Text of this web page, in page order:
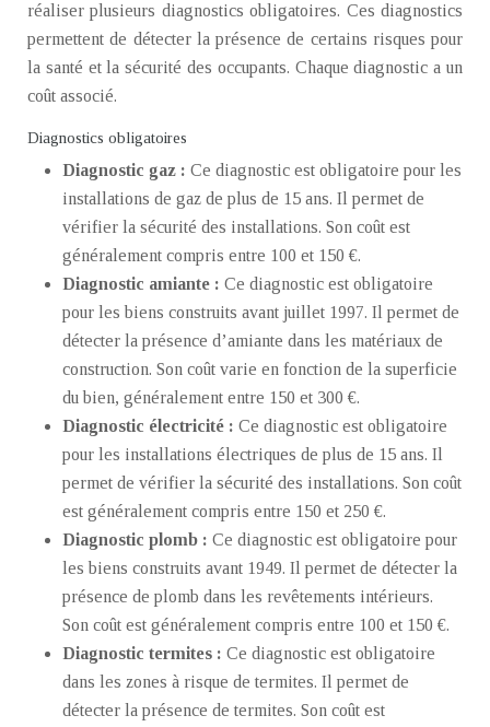
réaliser plusieurs diagnostics obligatoires. Ces diagnostics
permettent de détecter la présence de certains risques pour
la santé et la sécurité des occupants. Chaque diagnostic a un
coût associé.
Diagnostics obligatoires
Diagnostic gaz : Ce diagnostic est obligatoire pour les
installations de gaz de plus de 15 ans. Il permet de
vérifier la sécurité des installations. Son coût est
généralement compris entre 100 et 150 €.
Diagnostic amiante : Ce diagnostic est obligatoire
pour les biens construits avant juillet 1997. Il permet de
détecter la présence d’amiante dans les matériaux de
construction. Son coût varie en fonction de la superficie
du bien, généralement entre 150 et 300 €.
Diagnostic électricité : Ce diagnostic est obligatoire
pour les installations électriques de plus de 15 ans. Il
permet de vérifier la sécurité des installations. Son coût
est généralement compris entre 150 et 250 €.
Diagnostic plomb : Ce diagnostic est obligatoire pour
les biens construits avant 1949. Il permet de détecter la
présence de plomb dans les revêtements intérieurs.
Son coût est généralement compris entre 100 et 150 €.
Diagnostic termites : Ce diagnostic est obligatoire
dans les zones à risque de termites. Il permet de
détecter la présence de termites. Son coût est